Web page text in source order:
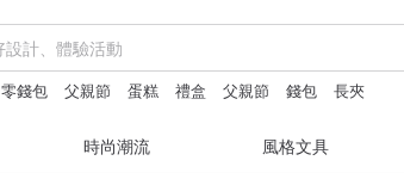
零錢包 父親節 蛋糕 禮盒 父親節 錢包 長夾
時尚潮流 風格文具